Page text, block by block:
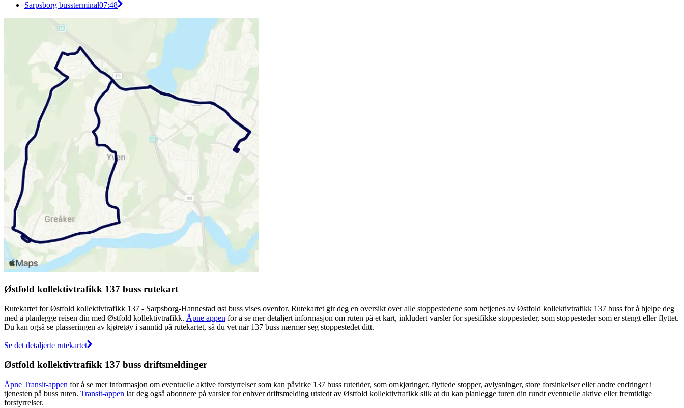
Sarpsborg bussterminal07:48
Østfold kollektivtrafikk 137 buss rutekart
Rutekartet for Østfold kollektivtrafikk 137 - Sarpsborg-Hannestad øst buss vises ovenfor. Rutekartet gir deg en oversikt over alle stoppestedene som betjenes av Østfold kollektivtrafikk 137 buss for å hjelpe deg
med å planlegge reisen din med Østfold kollektivtrafikk. Åpne appen for å se mer detaljert informasjon om ruten på et kart, inkludert varsler for spesifikke stoppesteder, som stoppesteder som er stengt eller flyttet.
Du kan også se plasseringen av kjøretøy i sanntid på rutekartet, så du vet når 137 buss nærmer seg stoppestedet ditt.
Se det detaljerte rutekartet
Østfold kollektivtrafikk 137 buss driftsmeldinger
Åpne Transit-appen for å se mer informasjon om eventuelle aktive forstyrrelser som kan påvirke 137 buss rutetider, som omkjøringer, flyttede stopper, avlysninger, store forsinkelser eller andre endringer i
tjenesten på buss ruten. Transit-appen lar deg også abonnere på varsler for enhver driftsmelding utstedt av Østfold kollektivtrafikk slik at du kan planlegge turen din rundt eventuelle aktive eller fremtidige
forstyrrelser.